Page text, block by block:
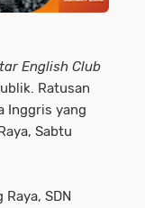
English Club
Ratusan
Inggris yang
Sabtu
SDN